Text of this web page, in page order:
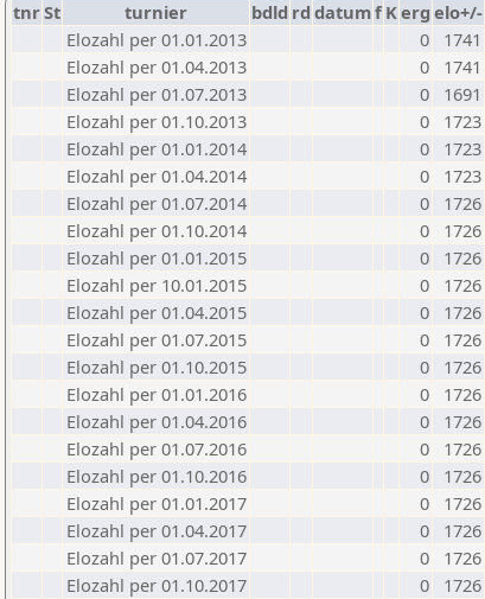
tnrSt turnier bdld rd datumf Kerg elo+/-
Elozahl per 01.01.2013
0
1741
Elozahl per 01.04.2013
0
1741
Elozahl per 01.07.2013
0
1691
Elozahl per 01.10.2013
0
1723
Elozahl per 01.01.2014
0
1723
Elozahl per 01.04.2014
0
1723
Elozahl per 01.07.2014
0
1726
Elozahl per 01.10.2014
0
1726
Elozahl per 01.01.2015
0
1726
Elozahl per 10.01.2015
0
1726
Elozahl per 01.04.2015
0
1726
Elozahl per 01.07.2015
0
1726
Elozahl per 01.10.2015
0
1726
Elozahl per 01.01.2016
0
1726
Elozahl per 01.04.2016
0
1726
Elozahl per 01.07.2016
0
1726
Elozahl per 01.10.2016
0
1726
Elozahl per 01.01.2017
0
1726
Elozahl per 01.04.2017
0
1726
Elozahl per 01.07.2017
0
1726
Elozahl per 01.10.2017
0
1726